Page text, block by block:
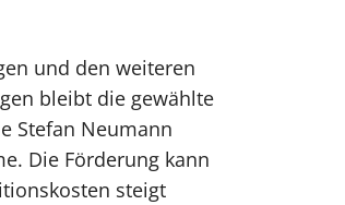
und den weiteren
bleibt die gewählte
Stefan Neumann
Die Förderung kann
steigt